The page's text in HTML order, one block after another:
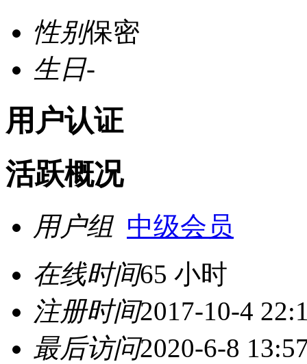
性别保密
生日-
用户认证
活跃概况
用户组 中级会员
在线时间65 小时
注册时间2017-10-4
最后访问2020-6-8